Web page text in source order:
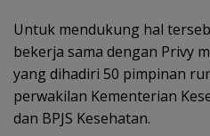
Untuk mendukung hal
bekerja sama dengan Privy
yang dihadiri 50 pimpinan
perwakilan Kementerian
dan BPJS Kesehatan.